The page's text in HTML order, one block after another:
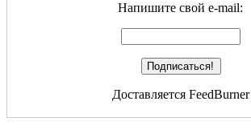
Напишите свой e-mail:
Доставляется FeedBurner